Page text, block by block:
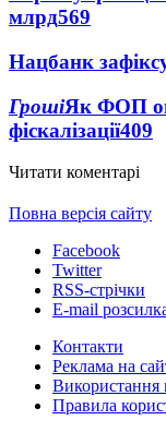
млрд569
Нацбанк
ГрошіЯк ФОП
фіскалізації409
Читати коментарі
Повна версія сайту
Facebook
Twitter
RSS-стрічки
E-mail
Контакти
Реклама на
Використання
Правила